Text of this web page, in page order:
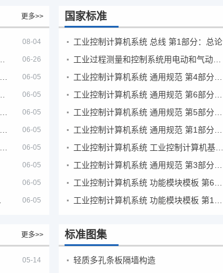
更多>>
08-04
06-26
06-05
06-05
06-05
06-05
06-05
06-05
06-05
06-05
国家标准
工业控制计算机系统 总线 第1部分：总论
工业过程测量和控制系统用电动和气动模拟计算器性能评定方法
工业控制计算机系统 工业控制计算机基本平台 第2部分：性能评定方法
更多>>
05-14
标准图集
轻质多孔条板隔墙构造